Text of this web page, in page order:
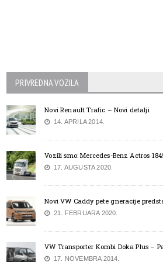
PRIVREDNA VOZILA
Novi Renault Trafic – Novi detalji
14. APRILA 2014.
Vozili smo: Mercedes-Benz Actros
17. AUGUSTA 2020.
Novi VW Caddy pete gneracije
21. FEBRUARA 2020.
VW Transporter Kombi Doka Plus –
17. NOVEMBRA 2014.